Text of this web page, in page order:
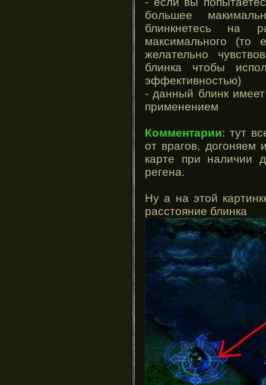
большее
блинкнетесь на
максимального
желательно
блинка чтобы
эффективностью)
- данный блинк
применением
Комментарии: тут
от врагов,
карте при наличии
регена.
Ну а на этой
расстояние блинка